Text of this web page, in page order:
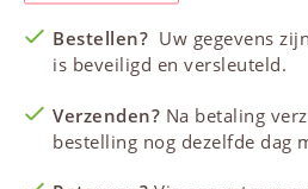
Bestellen? Uw gegevens
is beveiligd en versleuteld.
Verzenden? Na betaling
bestelling nog dezelfde dag